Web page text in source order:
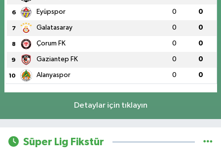
6 Eyüpspor 0 0
7 Galatasaray 0 0
8 Çorum FK 0 0
9 Gaziantep FK 0 0
10 Alanyaspor 0 0
Detaylar için tıklayın
Süper Lig Fikstür